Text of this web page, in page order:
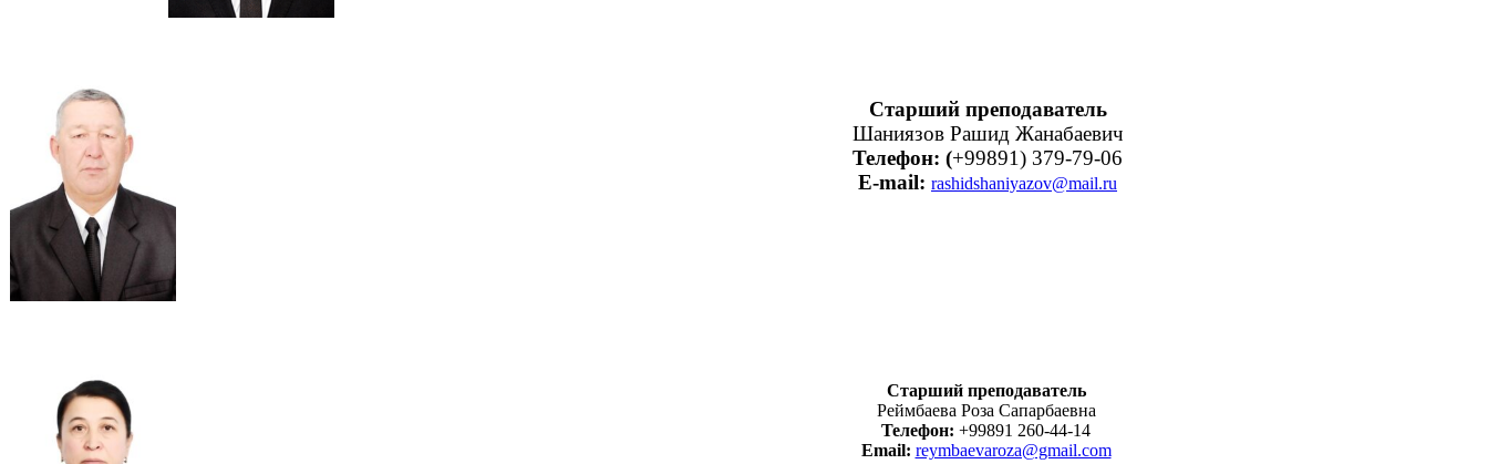
Старший преподаватель
Шаниязов Рашид Жанабаевич
Телефон: (+99891) 379-79-06
E-mail: rashidshaniyazov@mail.ru
Старший преподаватель
Реймбаева Роза Сапарбаевна
Телефон: +99891 260-44-14
Email: reymbaevaroza@gmail.com